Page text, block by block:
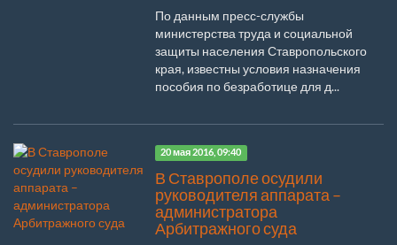
По данным пресс-службы
министерства труда и социальной
защиты населения Ставропольского
края, известны условия назначения
пособия по безработице для д...
20 мая 2016, 09:40
В Ставрополе осудили
руководителя аппарата –
администратора
Арбитражного суда